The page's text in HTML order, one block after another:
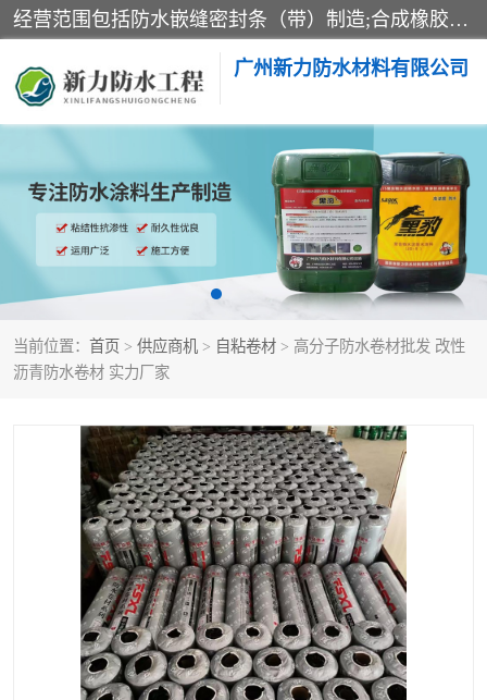
经营范围包括防水嵌缝密封条（带）制造;合成橡胶制造（监控化学品、危险化学品除外）;沥青混合物制造;防水胶粘带制造;其他合成材料制造（监控化学品、危险化学品除外）;涂料制造（监控化学品、危险化学品除外）;建筑结构防水补漏;防水建筑材料制造;粘合剂制造（监控化学品、危险化学品除外）;涂料零售;广州新力防水材料有限公司具有1处分支机构。
广州新力防水材料有限公司
当前位置： 首页 > 供应商机 > 自粘卷材 > 高分子防水卷材批发 改性
沥青防水卷材 实力厂家
黑豹防水胶 建筑108胶水
乳化沥青防水涂料 自粘卷材
非固化橡胶防水涂料